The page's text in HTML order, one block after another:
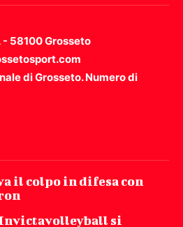
58100 Grosseto
di Grosseto. Numero di
il colpo in difesa con
Invictavolleyball si